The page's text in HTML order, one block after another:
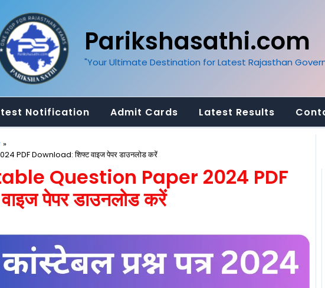
Parikshasathi.com
"Your Ultimate Destination for Latest Rajasthan
Notification Admit Cards Latest Results
Download: शिफ्ट वाइज पेपर डाउनलोड करें
Question Paper 2024 PDF
पेपर डाउनलोड करें